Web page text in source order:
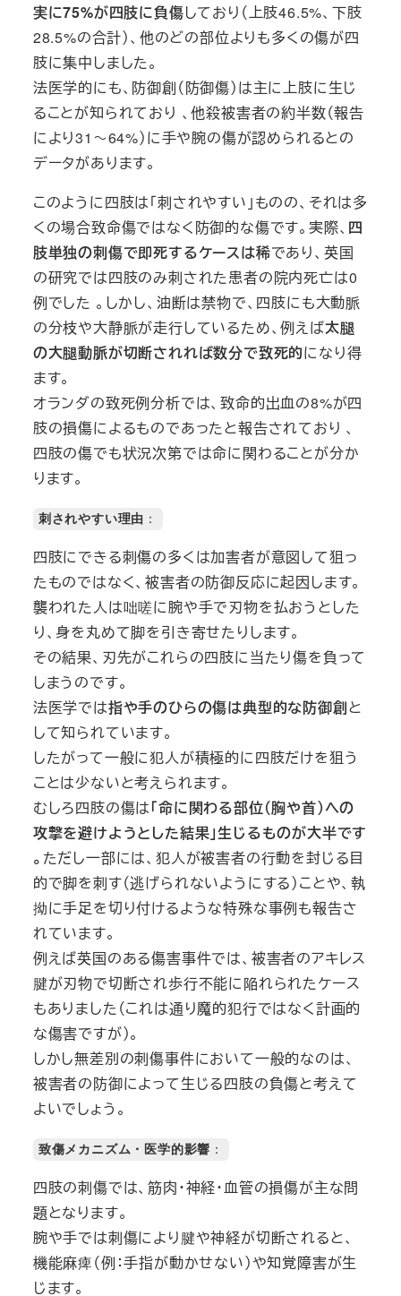
実に75%が四肢に負傷しており（上肢46.5%、下肢
28.5%の合計）、他のどの部位よりも多くの傷が四
肢に集中しました。
法医学的にも、防御創（防御傷）は主に上肢に生じ
ることが知られており 、他殺被害者の約半数（報告
により31～64%）に手や腕の傷が認められるとの
データがあります。
このように四肢は「刺されやすい」ものの、それは多
くの場合致命傷ではなく防御的な傷です。実際、 四
肢単独の刺傷で即死するケースは稀であり、英国
の研究では四肢のみ刺された患者の院内死亡は0
例でした 。しかし、油断は禁物で、四肢にも大動脈
の分枝や大静脈が走行しているため、例えば太腿
の大腿動脈が切断されれば数分で致死的になり得
ます。
オランダの致死例分析では、致命的出血の8%が四
肢の損傷によるものであったと報告されており 、
四肢の傷でも状況次第では命に関わることが分か
ります。
刺されやすい理由 ：
四肢にできる刺傷の多くは加害者が意図して狙っ
たものではなく、被害者の防御反応に起因します。
襲われた人は咄嗟に腕や手で刃物を払おうとした
り、身を丸めて脚を引き寄せたりします。
その結果、刃先がこれらの四肢に当たり傷を負って
しまうのです。
法医学では指や手のひらの傷は典型的な防御創と
して知られています。
したがって一般に犯人が積極的に四肢だけを狙う
ことは少ないと考えられます。
むしろ四肢の傷は「命に関わる部位（胸や首）への
攻撃を避けようとした結果」生じるものが大半です
。 ただし一部には、犯人が被害者の行動を封じる目
的で脚を刺す（逃げられないようにする）ことや、執
拗に手足を切り付けるような特殊な事例も報告さ
れています。
例えば英国のある傷害事件では、被害者のアキレス
腱が刃物で切断され歩行不能に陥れられたケース
もありました（これは通り魔的犯行ではなく計画的
な傷害ですが）。
しかし無差別の刺傷事件において一般的なのは、
被害者の防御によって生じる四肢の負傷と考えて
よいでしょう。
致傷メカニズム・医学的影響 ：
四肢の刺傷では、筋肉・神経・血管の損傷が主な問
題となります。
腕や手では刺傷により腱や神経が切断されると、
機能麻痺（例：手指が動かせない）や知覚障害が生
じます。